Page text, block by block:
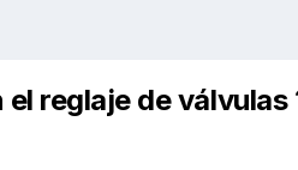
reglaje de válvulas